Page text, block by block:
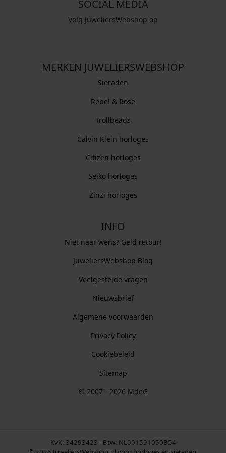
SOCIAL MEDIA
Volg JuweliersWebshop op
MERKEN JUWELIERSWEBSHOP
Sieraden
Rebel & Rose
Trollbeads
Calvin Klein horloges
Citizen horloges
Seiko horloges
Zinzi horloges
INFO
Niet naar wens? Geld retour!
JuweliersWebshop Blog
Veelgestelde vragen
Nieuwsbrief
Algemene voorwaarden
Privacy Policy
Cookiebeleid
Sitemap
© 2007 - 2026 MdeG
KvK: 34293423 - Btw: NL001591050B54